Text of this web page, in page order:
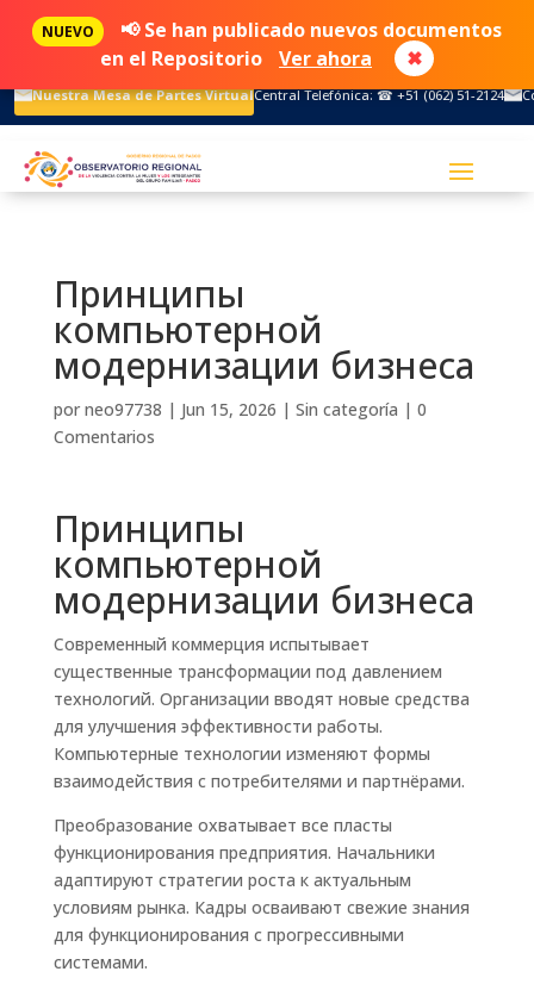
Nuestra Mesa de Partes VirtualCentral Telefónica: ☎ +51 (062) 51-2124
Принципы
компьютерной
модернизации бизнеса
por neo97738 | Jun 15, 2026 | Sin categoría | 0
Comentarios
Принципы
компьютерной
модернизации бизнеса
Современный коммерция испытывает
существенные трансформации под давлением
технологий. Организации вводят новые средства
для улучшения эффективности работы.
Компьютерные технологии изменяют формы
взаимодействия с потребителями и партнёрами.
Преобразование охватывает все пласты
функционирования предприятия. Начальники
адаптируют стратегии роста к актуальным
условиям рынка. Кадры осваивают свежие знания
для функционирования с прогрессивными
системами.
NUEVO
📢 Se han publicado nuevos documentos
en el Repositorio
Ver ahora ✖